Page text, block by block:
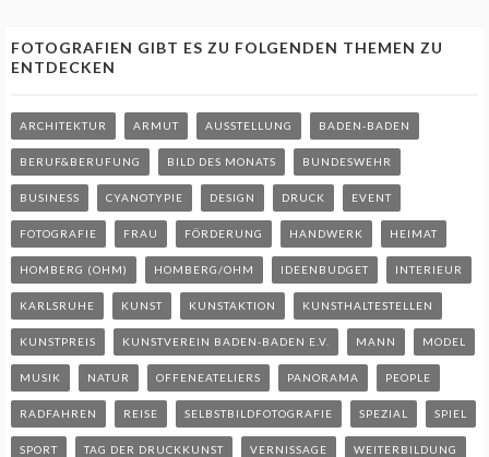
FOTOGRAFIEN GIBT ES ZU FOLGENDEN THEMEN ZU
ENTDECKEN
ARCHITEKTUR ARMUT AUSSTELLUNG BADEN-BADEN
BERUF&BERUFUNG BILD DES MONATS BUNDESWEHR
BUSINESS CYANOTYPIE DESIGN DRUCK EVENT
FOTOGRAFIE FRAU FÖRDERUNG HANDWERK HEIMAT
HOMBERG (OHM) HOMBERG/OHM IDEENBUDGET INTERIEUR
KARLSRUHE KUNST KUNSTAKTION KUNSTHALTESTELLEN
KUNSTPREIS KUNSTVEREIN BADEN-BADEN E.V. MANN MODEL
MUSIK NATUR OFFENEATELIERS PANORAMA PEOPLE
RADFAHREN REISE SELBSTBILDFOTOGRAFIE SPEZIAL SPIEL
SPORT TAG DER DRUCKKUNST VERNISSAGE WEITERBILDUNG